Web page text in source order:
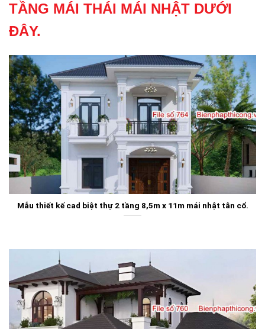
TẦNG MÁI THÁI MÁI NHẬT DƯỚI
ĐÂY.
Mẫu thiết kế cad biệt thự 2 tầng 8,5m x 11m mái nhật tân cổ.